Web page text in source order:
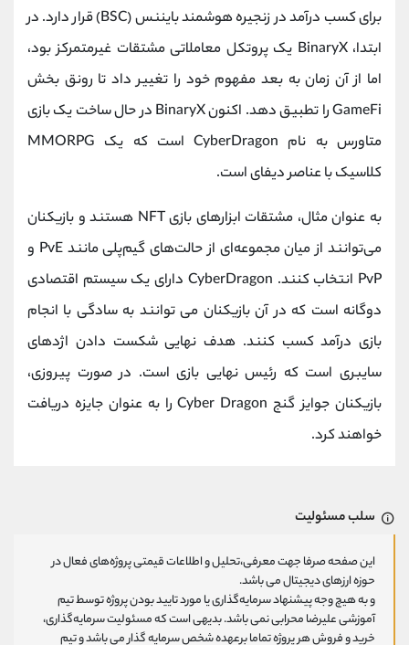
برای کسب درآمد در زنجیره هوشمند بایننس (BSC) قرار دارد. در
ابتدا، BinaryX یک پروتکل معاملاتی مشتقات غیرمتمرکز بود،
اما از آن زمان به بعد مفهوم خود را تغییر داد تا رونق بخش
GameFi را تطبیق دهد. اکنون BinaryX در حال ساخت یک بازی
متاورس به نام CyberDragon است که یک MMORPG
کلاسیک با عناصر دیفای است.
به عنوان مثال، مشتقات ابزارهای بازی NFT هستند و بازیکنان
می‌توانند از میان مجموعه‌ای از حالت‌های گیم‌پلی مانند PvE و
PvP انتخاب کنند. CyberDragon دارای یک سیستم اقتصادی
دوگانه است که در آن بازیکنان می توانند به سادگی با انجام
بازی درآمد کسب کنند. هدف نهایی شکست دادن اژدهای
سایبری است که رئیس نهایی بازی است. در صورت پیروزی،
بازیکنان جوایز گنج Cyber Dragon را به عنوان جایزه دریافت
خواهند کرد.
سلب مسئولیت
این صفحه صرفا جهت معرفی،تحلیل و اطلاعات قیمتی پروژه‌های فعال در
حوزه ارزهای دیجیتال می باشد.
و به هیچ وجه پیشنهاد سرمایه‌گذاری یا مورد تایید بودن پروژه توسط تیم
آموزشی علیرضا محرابی نمی باشد. بدیهی است که مسئولیت سرمایه‌گذاری،
خرید و فروش هر پروژه تماما برعهده شخص سرمایه گذار می باشد و تیم